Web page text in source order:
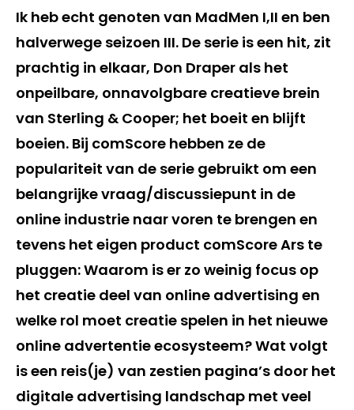
Ik heb echt genoten van MadMen I,II en ben
halverwege seizoen III. De serie is een hit, zit
prachtig in elkaar, Don Draper als het
onpeilbare, onnavolgbare creatieve brein
van Sterling & Cooper; het boeit en blijft
boeien. Bij comScore hebben ze de
populariteit van de serie gebruikt om een
belangrijke vraag/discussiepunt in de
online industrie naar voren te brengen en
tevens het eigen product comScore Ars te
pluggen: Waarom is er zo weinig focus op
het creatie deel van online advertising en
welke rol moet creatie spelen in het nieuwe
online advertentie ecosysteem? Wat volgt
is een reis(je) van zestien pagina’s door het
digitale advertising landschap met veel